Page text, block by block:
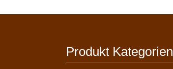
Produkt Kategorien